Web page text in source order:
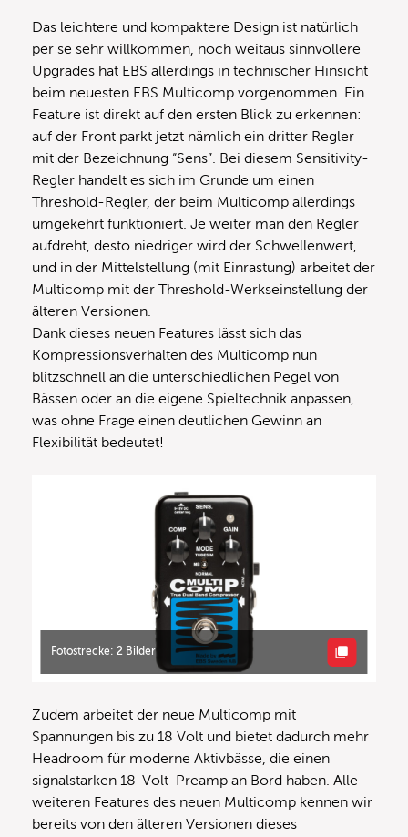
Das leichtere und kompaktere Design ist natürlich
per se sehr willkommen, noch weitaus sinnvollere
Upgrades hat EBS allerdings in technischer Hinsicht
beim neuesten EBS Multicomp vorgenommen. Ein
Feature ist direkt auf den ersten Blick zu erkennen:
auf der Front parkt jetzt nämlich ein dritter Regler
mit der Bezeichnung “Sens”. Bei diesem Sensitivity-
Regler handelt es sich im Grunde um einen
Threshold-Regler, der beim Multicomp allerdings
umgekehrt funktioniert. Je weiter man den Regler
aufdreht, desto niedriger wird der Schwellenwert,
und in der Mittelstellung (mit Einrastung) arbeitet der
Multicomp mit der Threshold-Werkseinstellung der
älteren Versionen.
Dank dieses neuen Features lässt sich das
Kompressionsverhalten des Multicomp nun
blitzschnell an die unterschiedlichen Pegel von
Bässen oder an die eigene Spieltechnik anpassen,
was ohne Frage einen deutlichen Gewinn an
Flexibilität bedeutet!
Fotostrecke: 2 Bilder
Zudem arbeitet der neue Multicomp mit
Spannungen bis zu 18 Volt und bietet dadurch mehr
Headroom für moderne Aktivbässe, die einen
signalstarken 18-Volt-Preamp an Bord haben. Alle
weiteren Features des neuen Multicomp kennen wir
bereits von den älteren Versionen dieses